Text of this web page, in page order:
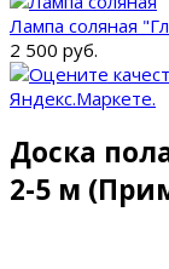
Лампа соляная
2 500 руб.
Доска
2-5 м